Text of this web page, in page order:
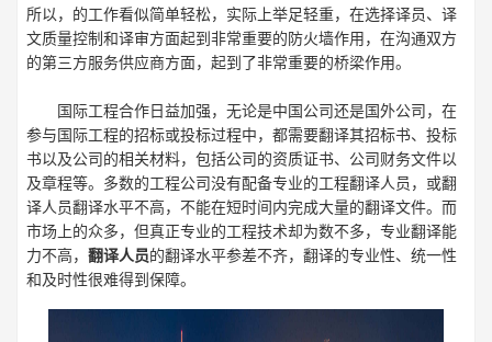
所以，的工作看似简单轻松，实际上举足轻重，在选择译员、译
文质量控制和译审方面起到非常重要的防火墙作用，在沟通双方
的第三方服务供应商方面，起到了非常重要的桥梁作用。
国际工程合作日益加强，无论是中国公司还是国外公司，在
参与国际工程的招标或投标过程中，都需要翻译其招标书、投标
书以及公司的相关材料，包括公司的资质证书、公司财务文件以
及章程等。多数的工程公司没有配备专业的工程翻译人员，或翻
译人员翻译水平不高，不能在短时间内完成大量的翻译文件。而
市场上的众多，但真正专业的工程技术却为数不多，专业翻译能
力不高， 翻译人员的翻译水平参差不齐，翻译的专业性、统一性
和及时性很难得到保障。